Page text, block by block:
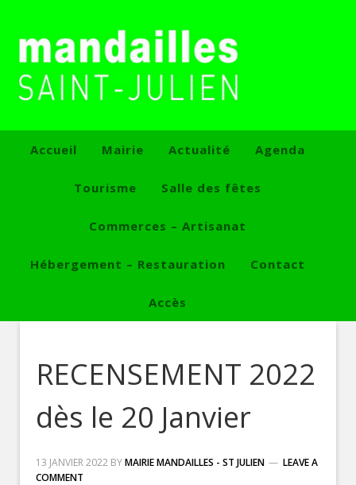
Accueil Mairie Actualité Agenda
Tourisme Salle des fêtes
Commerces – Artisanat
Hébergement – Restauration Contact
Accès
RECENSEMENT 2022
dès le 20 Janvier
13 JANVIER 2022 BYMAIRIE MANDAILLES - ST JULIEN
LEAVE A
COMMENT